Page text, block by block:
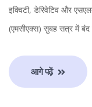
इक्विटी, डेरिवेटिव और
(एमसीएक्स) सुबह सत्र में
आगे पढ़ें